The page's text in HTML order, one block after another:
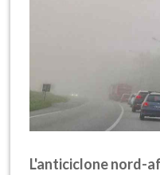
L'anticiclone nord-